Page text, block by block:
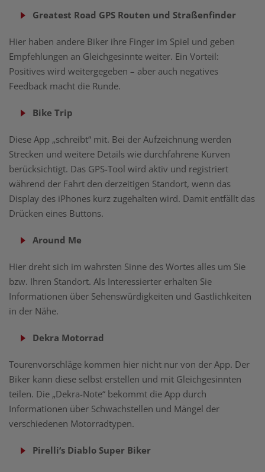
Greatest Road GPS Routen und Straßenfinder
Hier haben andere Biker ihre Finger im Spiel und geben
Empfehlungen an Gleichgesinnte weiter. Ein Vorteil:
Positives wird weitergegeben – aber auch negatives
Feedback macht die Runde.
Bike Trip
Diese App „schreibt“ mit. Bei der Aufzeichnung werden
Strecken und weitere Details wie durchfahrene Kurven
berücksichtigt. Das GPS-Tool wird aktiv und registriert
während der Fahrt den derzeitigen Standort, wenn das
Display des iPhones kurz zugehalten wird. Damit entfällt das
Drücken eines Buttons.
Around Me
Hier dreht sich im wahrsten Sinne des Wortes alles um Sie
bzw. Ihren Standort. Als Interessierter erhalten Sie
Informationen über Sehenswürdigkeiten und Gastlichkeiten
in der Nähe.
Dekra Motorrad
Tourenvorschläge kommen hier nicht nur von der App. Der
Biker kann diese selbst erstellen und mit Gleichgesinnten
teilen. Die „Dekra-Note“ bekommt die App durch
Informationen über Schwachstellen und Mängel der
verschiedenen Motorradtypen.
Pirelli‘s Diablo Super Biker